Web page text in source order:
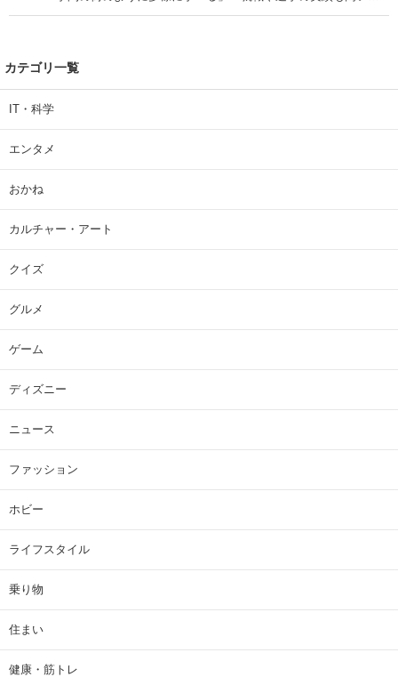
| 大学 ねとらぼリサーチ
カテゴリ一覧
IT・科学
エンタメ
おかね
カルチャー・アート
クイズ
グルメ
ゲーム
ディズニー
ニュース
ファッション
ホビー
ライフスタイル
乗り物
住まい
健康・筋トレ